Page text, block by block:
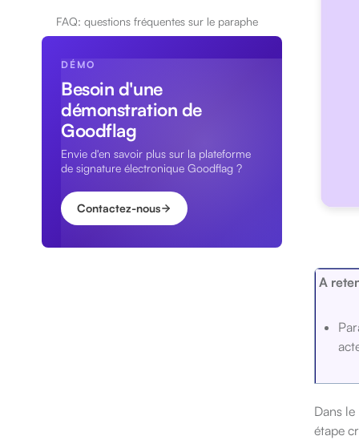
FAQ: questions fréquentes sur le paraphe
DÉMO
Besoin d'une
démonstration de
Goodflag
Envie d'en savoir plus sur la plateforme
de signature électronique Goodflag ?
Contactez-nous
A
Dans
étape